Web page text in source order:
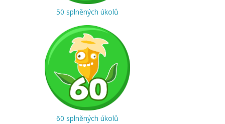
50 splněných úkolů
60 splněných úkolů